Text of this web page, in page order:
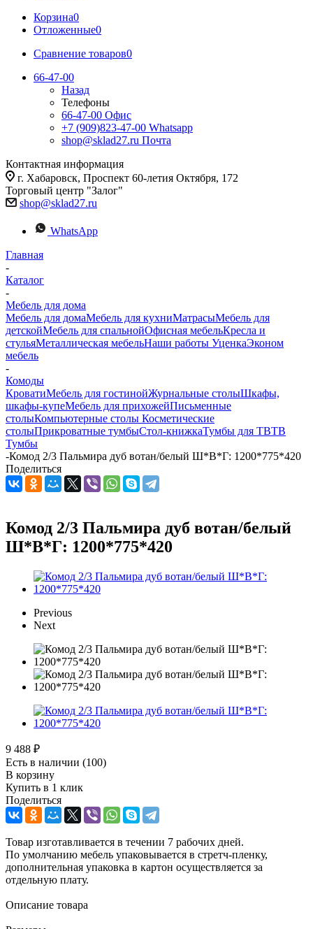
Корзина0
Отложенные0
Сравнение товаров0
66-47-00
Назад
Телефоны
66-47-00 Офис
+7 (909)823-47-00 Whatsapp
shop@sklad27.ru Почта
Контактная информация
г. Хабаровск, Проспект 60-летия Октября, 172
Торговый центр "Залог"
shop@sklad27.ru
WhatsApp
Главная
-
Каталог
-
Мебель для дома
Мебель для домаМебель для кухниМатраcыМебель для
детскойМебель для спальнойОфисная мебельКресла и
стульяМеталлическая мебельНаши работы УценкаЭконом
мебель
-
Комоды
КроватиМебель для гостинойЖурнальные столыШкафы,
шкафы-купеМебель для прихожейПисьменные
столыКомпьютерные столы Косметические
столыПрикроватные тумбыСтол-книжкаТумбы для ТВТВ
Тумбы
-Комод 2/3 Пальмира дуб вотан/белый Ш*В*Г: 1200*775*420
Поделиться
Комод 2/3 Пальмира дуб вотан/белый
Ш*В*Г: 1200*775*420
Previous
Next
9 488 ₽
Есть в наличии (100)
В корзину
Купить в 1 клик
Поделиться
Товар изготавливается в течении 7 рабочих дней.
По умолчанию мебель упаковывается в стретч-пленку,
дополнительная упаковка в картон осуществляется за
отдельную плату.
Описание товара